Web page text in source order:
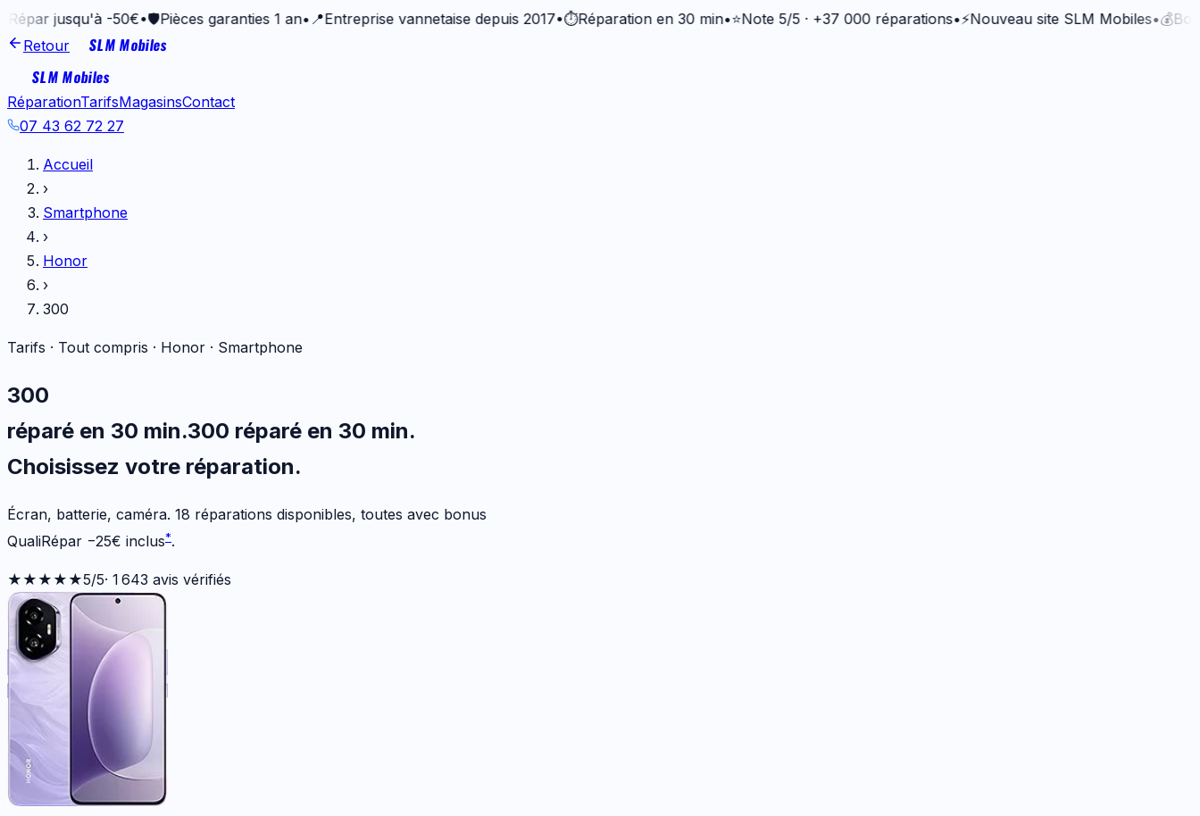
jusqu'à -50€ •🛡️Pièces garanties 1 an•📍Entreprise vannetaise depuis 2017 •⏱️Réparation en 30 min• ⭐Note 5/5 · +37 000 réparations•⚡Nouveau site SLM Mobiles•💰Bonus
Retour
SLM Mobiles
SLM Mobiles
RéparationTarifsMagasinsContact
07 43 62 72 27
Accueil
›
Smartphone
›
Honor
›
300
Tarifs · Tout compris · Honor · Smartphone
300
réparé en 30 min.300 réparé en 30 min.
Choisissez votre réparation.
Écran, batterie, caméra. 18 réparations disponibles, toutes avec bonus
QualiRépar −25€ inclus*.
★★★★★5/5· 1 643 avis vérifiés